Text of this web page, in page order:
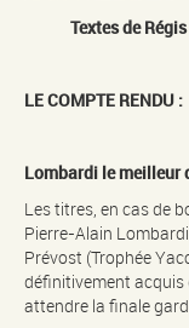
Textes de
LE COMPTE RENDU :
Lombardi le meilleur
Les titres, en cas de
Pierre-Alain
Prévost (Trophée
définitivement acquis
attendre la finale